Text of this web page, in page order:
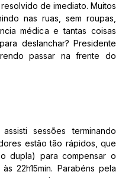
de imediato. Muitos
nas ruas, sem roupas,
médica e tantas coisas
deslanchar? Presidente
passar na frente do
sessões terminando
estão tão rápidos, que
dupla) para compensar o
22h15min. Parabéns pela